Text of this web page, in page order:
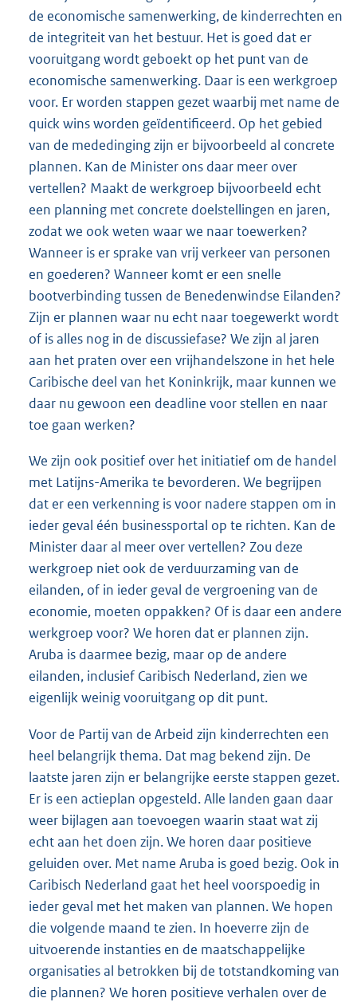
de economische samenwerking, de kinderrechten en
de integriteit van het bestuur. Het is goed dat er
vooruitgang wordt geboekt op het punt van de
economische samenwerking. Daar is een werkgroep
voor. Er worden stappen gezet waarbij met name de
quick wins worden geïdentificeerd. Op het gebied
van de mededinging zijn er bijvoorbeeld al concrete
plannen. Kan de Minister ons daar meer over
vertellen? Maakt de werkgroep bijvoorbeeld echt
een planning met concrete doelstellingen en jaren,
zodat we ook weten waar we naar toewerken?
Wanneer is er sprake van vrij verkeer van personen
en goederen? Wanneer komt er een snelle
bootverbinding tussen de Benedenwindse Eilanden?
Zijn er plannen waar nu echt naar toegewerkt wordt
of is alles nog in de discussiefase? We zijn al jaren
aan het praten over een vrijhandelszone in het hele
Caribische deel van het Koninkrijk, maar kunnen we
daar nu gewoon een deadline voor stellen en naar
toe gaan werken?
We zijn ook positief over het initiatief om de handel
met Latijns-Amerika te bevorderen. We begrijpen
dat er een verkenning is voor nadere stappen om in
ieder geval één businessportal op te richten. Kan de
Minister daar al meer over vertellen? Zou deze
werkgroep niet ook de verduurzaming van de
eilanden, of in ieder geval de vergroening van de
economie, moeten oppakken? Of is daar een andere
werkgroep voor? We horen dat er plannen zijn.
Aruba is daarmee bezig, maar op de andere
eilanden, inclusief Caribisch Nederland, zien we
eigenlijk weinig vooruitgang op dit punt.
Voor de Partij van de Arbeid zijn kinderrechten een
heel belangrijk thema. Dat mag bekend zijn. De
laatste jaren zijn er belangrijke eerste stappen gezet.
Er is een actieplan opgesteld. Alle landen gaan daar
weer bijlagen aan toevoegen waarin staat wat zij
echt aan het doen zijn. We horen daar positieve
geluiden over. Met name Aruba is goed bezig. Ook in
Caribisch Nederland gaat het heel voorspoedig in
ieder geval met het maken van plannen. We hopen
die volgende maand te zien. In hoeverre zijn de
uitvoerende instanties en de maatschappelijke
organisaties al betrokken bij de totstandkoming van
die plannen? We horen positieve verhalen over de